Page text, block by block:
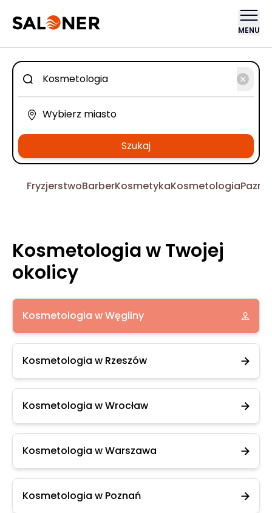
MENU
Szukaj
FryzjerstwoBarberKosmetykaKosmetologia
Kosmetologia w Twojej
okolicy
Kosmetologia w Węgliny
Kosmetologia w Rzeszów
Kosmetologia w Wrocław
Kosmetologia w Warszawa
Kosmetologia w Poznań